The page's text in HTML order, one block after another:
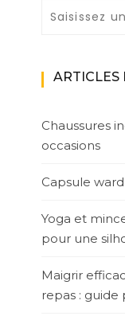
ARTICLES
Chaussures
occasions
Capsule
Yoga et
pour une
Maigrir
repas : guide